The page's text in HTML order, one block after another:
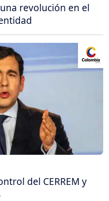
revolución en el
del CERREM y